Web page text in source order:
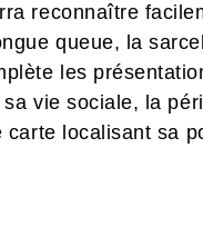
reconnaître
queue, la
les
vie sociale, la
localisant sa
avec la